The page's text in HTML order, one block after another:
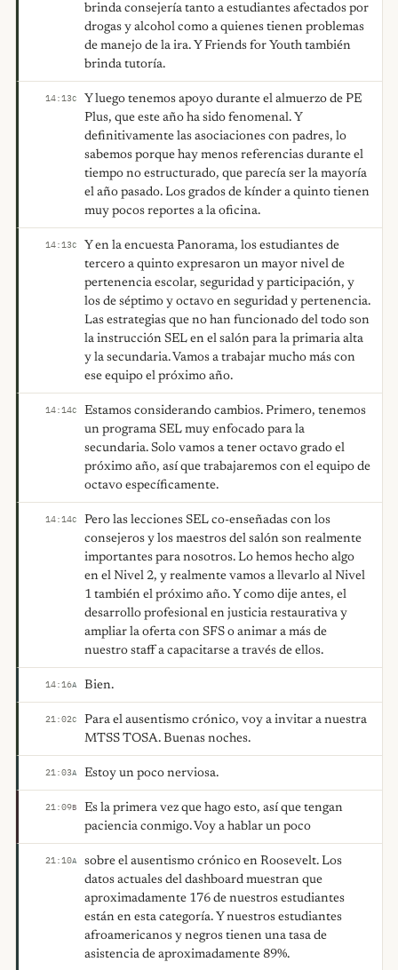
brinda consejería tanto a estudiantes afectados por
drogas y alcohol como a quienes tienen problemas
de manejo de la ira. Y Friends for Youth también
brinda tutoría.
14:13C
Y luego tenemos apoyo durante el almuerzo de PE
Plus, que este año ha sido fenomenal. Y
definitivamente las asociaciones con padres, lo
sabemos porque hay menos referencias durante el
tiempo no estructurado, que parecía ser la mayoría
el año pasado. Los grados de kínder a quinto tienen
muy pocos reportes a la oficina.
14:13C
Y en la encuesta Panorama, los estudiantes de
tercero a quinto expresaron un mayor nivel de
pertenencia escolar, seguridad y participación, y
los de séptimo y octavo en seguridad y pertenencia.
Las estrategias que no han funcionado del todo son
la instrucción SEL en el salón para la primaria alta
y la secundaria. Vamos a trabajar mucho más con
ese equipo el próximo año.
14:14C
Estamos considerando cambios. Primero, tenemos
un programa SEL muy enfocado para la
secundaria. Solo vamos a tener octavo grado el
próximo año, así que trabajaremos con el equipo de
octavo específicamente.
14:14C
Pero las lecciones SEL co-enseñadas con los
consejeros y los maestros del salón son realmente
importantes para nosotros. Lo hemos hecho algo
en el Nivel 2, y realmente vamos a llevarlo al Nivel
1 también el próximo año. Y como dije antes, el
desarrollo profesional en justicia restaurativa y
ampliar la oferta con SFS o animar a más de
nuestro staff a capacitarse a través de ellos.
14:16A Bien.
21:02C
Para el ausentismo crónico, voy a invitar a nuestra
MTSS TOSA. Buenas noches.
21:03A Estoy un poco nerviosa.
21:09B
Es la primera vez que hago esto, así que tengan
paciencia conmigo. Voy a hablar un poco
21:10A
sobre el ausentismo crónico en Roosevelt. Los
datos actuales del dashboard muestran que
aproximadamente 176 de nuestros estudiantes
están en esta categoría. Y nuestros estudiantes
afroamericanos y negros tienen una tasa de
asistencia de aproximadamente 89%.